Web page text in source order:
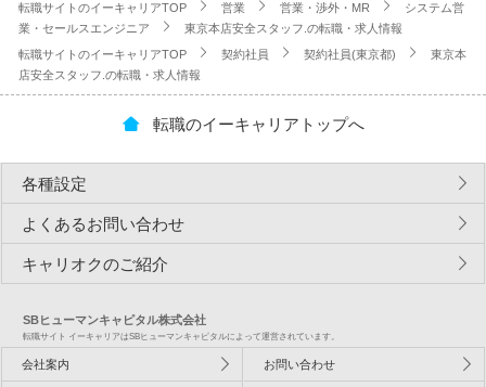
転職サイトのイーキャリアTOP 営業 営業・渉外・MR
システム営
業・セールスエンジニア
東京本店安全スタッフ.の転職・求人情報
転職サイトのイーキャリアTOP 契約社員 契約社員(東京都)
東京本
店安全スタッフ.の転職・求人情報
転職のイーキャリアトップへ
各種設定
よくあるお問い合わせ
キャリオクのご紹介
SBヒューマンキャピタル株式会社
転職サイト イーキャリアはSBヒューマンキャピタルによって運営されています。
会社案内 お問い合わせ